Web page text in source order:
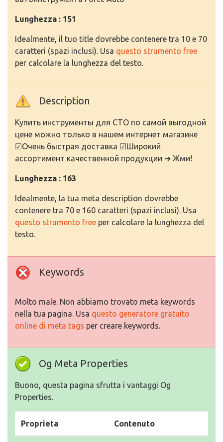
Lunghezza : 151
Idealmente, il tuo title dovrebbe contenere tra 10 e 70
caratteri (spazi inclusi). Usa questo strumento free
per calcolare la lunghezza del testo.
Description
Купить инструменты для СТО по самой выгодной
цене можно только в нашем интернет магазине
☑Очень быстрая доставка ☑Широкий
ассортимент качественной продукции ➔ Жми!
Lunghezza : 163
Idealmente, la tua meta description dovrebbe
contenere tra 70 e 160 caratteri (spazi inclusi). Usa
questo strumento free per calcolare la lunghezza del
testo.
Keywords
Molto male. Non abbiamo trovato meta keywords
nella tua pagina. Usa questo generatore gratuito
online di meta tags per creare keywords.
Og Meta Properties
Buono, questa pagina sfrutta i vantaggi Og
Properties.
Proprieta Contenuto